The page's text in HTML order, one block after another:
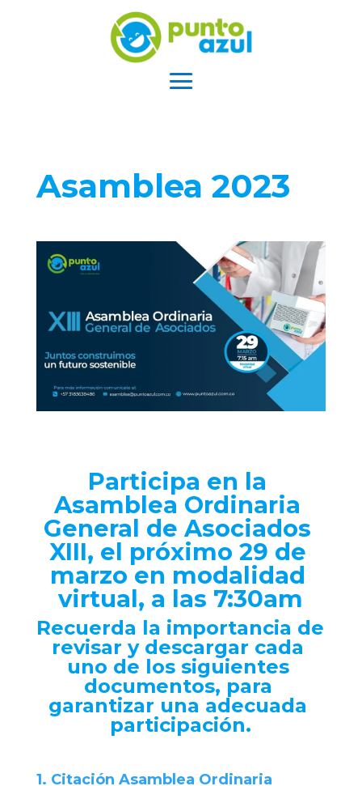
Asamblea 2023
Participa en la
Asamblea Ordinaria
General de Asociados
XIII, el próximo 29 de
marzo en modalidad
virtual, a las 7:30am
Recuerda la importancia de
revisar y descargar cada
uno de los siguientes
documentos, para
garantizar una adecuada
participación.
1. Citación Asamblea Ordinaria